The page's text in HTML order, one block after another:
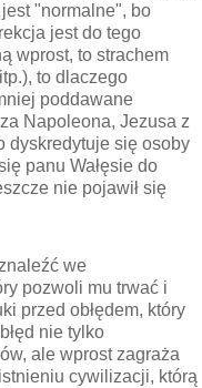
"normalne", bo
jest do tego
wprost, to strachem
to dlaczego
poddawane
Napoleona, Jezusa z
dyskredytuje się osoby
panu Wałęsie do
nie pojawił się
we
pozwoli mu trwać i
przed obłędem, który
nie tylko
ale wprost zagraża
cywilizacji, którą